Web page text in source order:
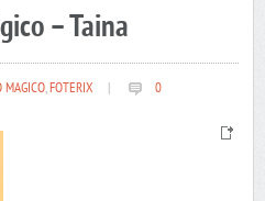
– Taina
MAGICO,FOTERIX 0